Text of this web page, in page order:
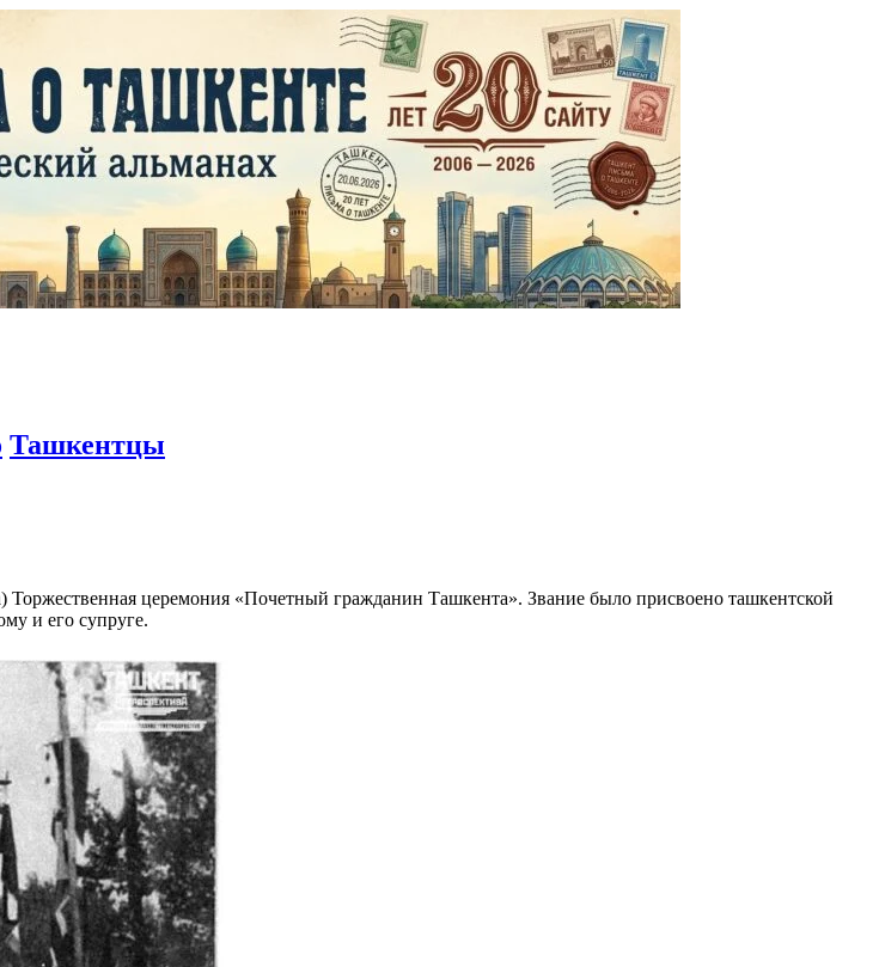
Ташкентцы
церемония «Почетный гражданин Ташкента». Звание было присвоено ташкентской
и его супруге.